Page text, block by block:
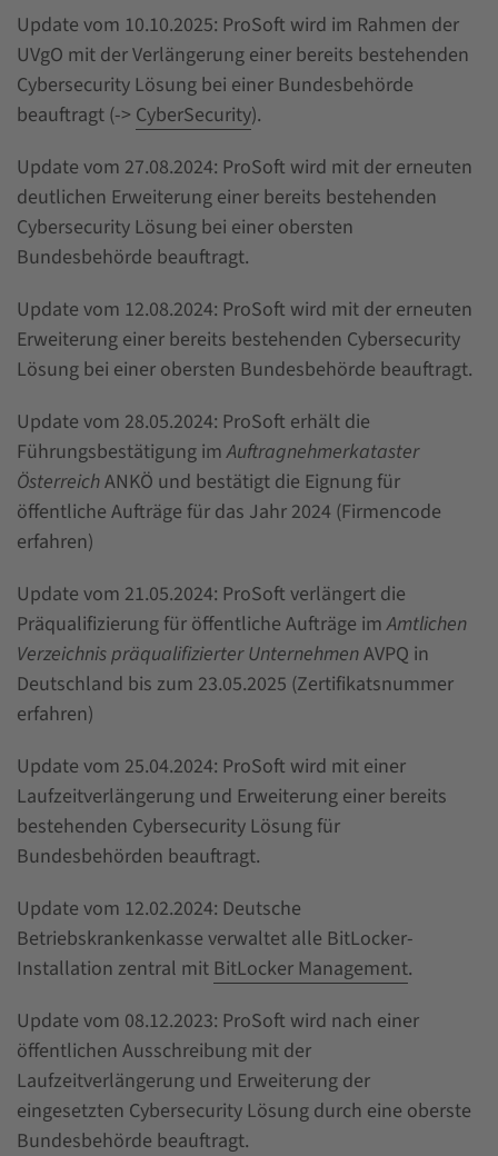
Update vom 10.10.2025: ProSoft wird im Rahmen der
UVgO mit der Verlängerung einer bereits bestehenden
Cybersecurity Lösung bei einer Bundesbehörde
beauftragt (-> CyberSecurity).
Update vom 27.08.2024: ProSoft wird mit der erneuten
deutlichen Erweiterung einer bereits bestehenden
Cybersecurity Lösung bei einer obersten
Bundesbehörde beauftragt.
Update vom 12.08.2024: ProSoft wird mit der erneuten
Erweiterung einer bereits bestehenden Cybersecurity
Lösung bei einer obersten Bundesbehörde beauftragt.
Update vom 28.05.2024: ProSoft erhält die
Führungsbestätigung imAuftragnehmerkataster
ÖsterreichANKÖ und bestätigt die Eignung für
öffentliche Aufträge für das Jahr 2024 (Firmencode
erfahren)
Update vom 21.05.2024: ProSoft verlängert die
Präqualifizierung für öffentliche Aufträge imAmtlichen
Verzeichnis präqualifizierter UnternehmenAVPQ in
Deutschland bis zum 23.05.2025 (Zertifikatsnummer
erfahren)
Update vom 25.04.2024: ProSoft wird mit einer
Laufzeitverlängerung und Erweiterung einer bereits
bestehenden Cybersecurity Lösung für
Bundesbehörden beauftragt.
Update vom 12.02.2024: Deutsche
Betriebskrankenkasse verwaltet alle BitLocker-
Installation zentral mit BitLocker Management.
Update vom 08.12.2023: ProSoft wird nach einer
öffentlichen Ausschreibung mit der
Laufzeitverlängerung und Erweiterung der
eingesetzten Cybersecurity Lösung durch eine oberste
Bundesbehörde beauftragt.